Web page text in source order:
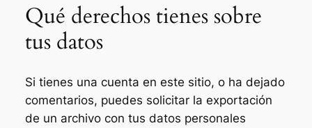
Qué derechos tienes sobre
tus datos
Si tienes una cuenta en este sitio, o ha dejado
comentarios, puedes solicitar la exportación
de un archivo con tus datos personales